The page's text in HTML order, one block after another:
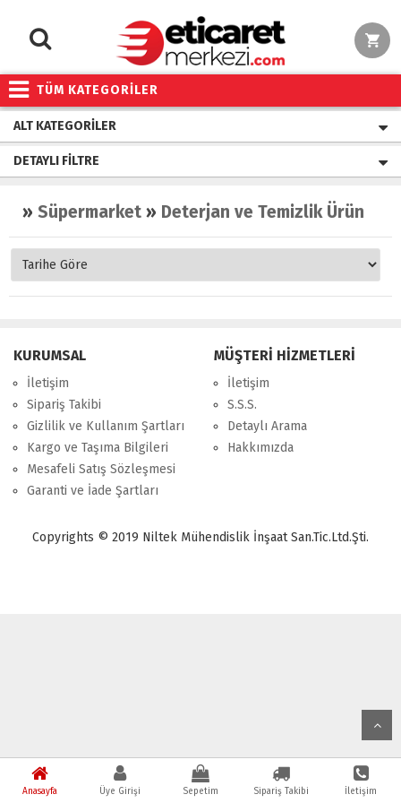
TÜM KATEGORİLER
Anasayfa Üye Girişi Sepetim Sipariş Takibi İletişim
ALT KATEGORILER
DETAYLI FILTRE
» Süpermarket » Deterjan ve Temizlik Ürünleri
KURUMSAL
İletişim
Sipariş Takibi
Gizlilik ve Kullanım Şartları
Kargo ve Taşıma Bilgileri
Mesafeli Satış Sözleşmesi
Garanti ve İade Şartları
MÜŞTERİ HİZMETLERİ
İletişim
S.S.S.
Detaylı Arama
Hakkımızda
Copyrights © 2019 Niltek Mühendislik İnşaat San.Tic.Ltd.Şti.